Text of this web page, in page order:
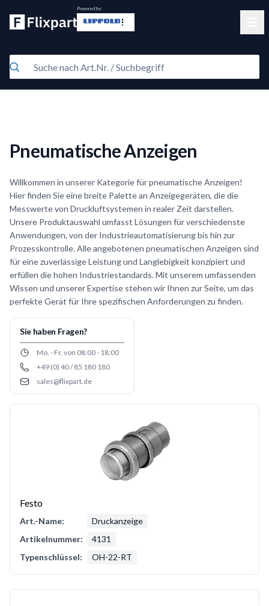
Powered by:
Pneumatische Anzeigen
Willkommen in unserer Kategorie für pneumatische Anzeigen!
Hier finden Sie eine breite Palette an Anzeigegeräten, die die
Messwerte von Druckluftsystemen in realer Zeit darstellen.
Unsere Produktauswahl umfasst Lösungen für verschiedenste
Anwendungen, von der Industrieautomatisierung bis hin zur
Prozesskontrolle. Alle angebotenen pneumatischen Anzeigen sind
für eine zuverlässige Leistung und Langlebigkeit konzipiert und
erfüllen die hohen Industriestandards. Mit unserem umfassenden
Wissen und unserer Expertise stehen wir Ihnen zur Seite, um das
perfekte Gerät für Ihre spezifischen Anforderungen zu finden.
Sie haben Fragen?
Opening hours
Mo. - Fr. von 08:00 - 18:00
Phone number
+49 (0) 40 / 85 180 180
Emailsales@flixpart.de
Festo
Art.-Name:
Druckanzeige
Artikelnummer:
4131
Typenschlüssel:
OH-22-RT